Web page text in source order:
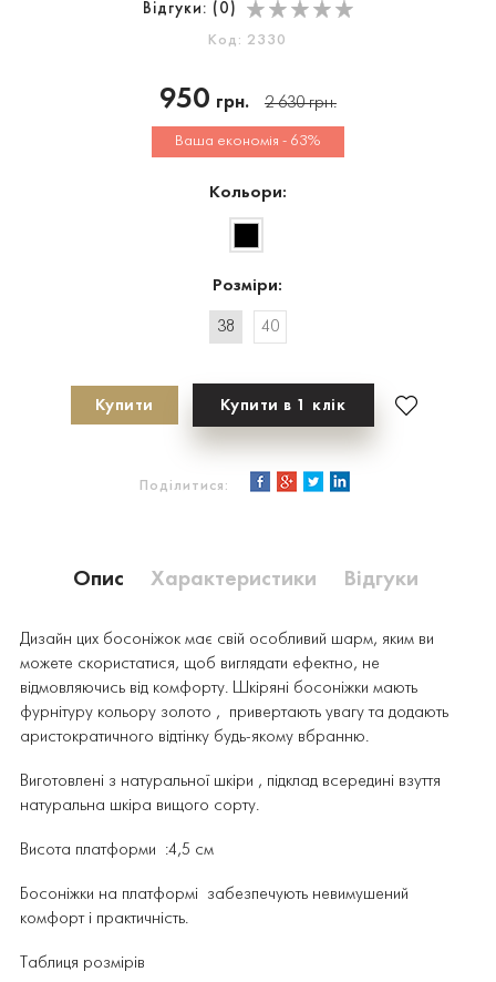
Відгуки: ( 0 )
Код: 2330
950 грн. 2 630грн.
Ваша економія - 63%
Кольори:
Розміри:
38 40
Купити Купити в 1 клік
Поділитися:
Опис Характеристики Відгуки
Дизайн цих босоніжок має свій особливий шарм, яким ви
можете скористатися, щоб виглядати ефектно, не
відмовляючись від комфорту. Шкіряні босоніжки мають
фурнітуру кольору золото , привертають увагу та додають
аристократичного відтінку будь-якому вбранню.
Виготовлені з натуральної шкіри , підклад всередині взуття
натуральна шкіра вищого сорту.
Висота платформи :4,5 см
Босоніжки на платформі забезпечують невимушений
комфорт і практичність.
Таблиця розмірів